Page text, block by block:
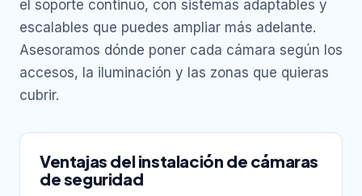
el soporte continuo, con sistemas adaptables y
escalables que puedes ampliar más adelante.
Asesoramos dónde poner cada cámara según los
accesos, la iluminación y las zonas que quieras
cubrir.
Ventajas del instalación de cámaras
de seguridad